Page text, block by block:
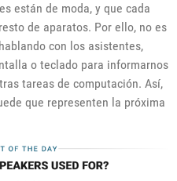
están de moda, y que cada
de aparatos. Por ello, no es
con los asistentes,
o teclado para informarnos
tareas de computación. Así,
que representen la próxima